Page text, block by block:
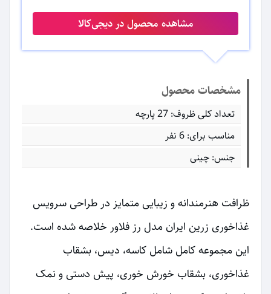
مشاهده محصول در دیجی‌کالا
مشخصات محصول
تعداد کلی ظروف: 27 پارچه
مناسب برای: 6 نفر
جنس: چینی
ظرافت هنرمندانه و زیبایی متمایز در طراحی سرویس
غذاخوری زرین ایران مدل رز فلاور خلاصه شده است.
این مجموعه کامل شامل کاسه، دیس، بشقاب
غذاخوری، بشقاب خورش خوری، پیش دستی و نمک